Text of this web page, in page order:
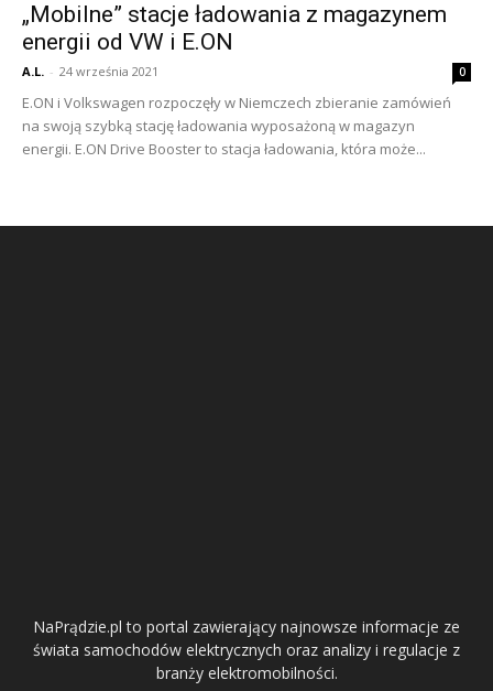
„Mobilne” stacje ładowania z magazynem
energii od VW i E.ON
A.L. - 24 września 2021 0
E.ON i Volkswagen rozpoczęły w Niemczech zbieranie zamówień
na swoją szybką stację ładowania wyposażoną w magazyn
energii. E.ON Drive Booster to stacja ładowania, która może...
NaPrądzie.pl to portal zawierający najnowsze informacje ze
świata samochodów elektrycznych oraz analizy i regulacje z
branży elektromobilności.